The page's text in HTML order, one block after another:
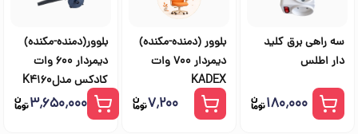
سه راهی برق کلید
دار اطلس
۱۸۰٬۰۰۰
بلوور (دمنده-مکنده)
دیمردار 700 وات
KADEX
۷٬۲۰۰
بلوور(دمنده-مکنده)
دیمردار 600 وات
کادکس مدلK4160
۳٬۶۵۰٬۰۰۰